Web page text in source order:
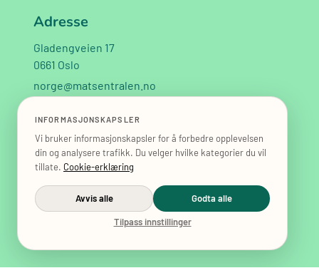
Adresse
Gladengveien 17
0661 Oslo
norge@matsentralen.no
INFORMASJONSKAPSLER
Vi bruker informasjonskapsler for å forbedre opplevelsen
din og analysere trafikk. Du velger hvilke kategorier du vil
tillate. Cookie-erklæring
Avvis alle Godta alle
Tilpass innstillinger